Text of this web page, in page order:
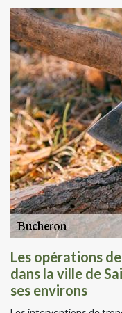
Les opérations
dans la ville de
ses environs